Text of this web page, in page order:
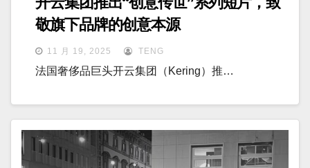
敬旗下品牌的创意本源
11 月 19, 2025 TENG
法国奢侈品巨头开云集团（Kering）推…